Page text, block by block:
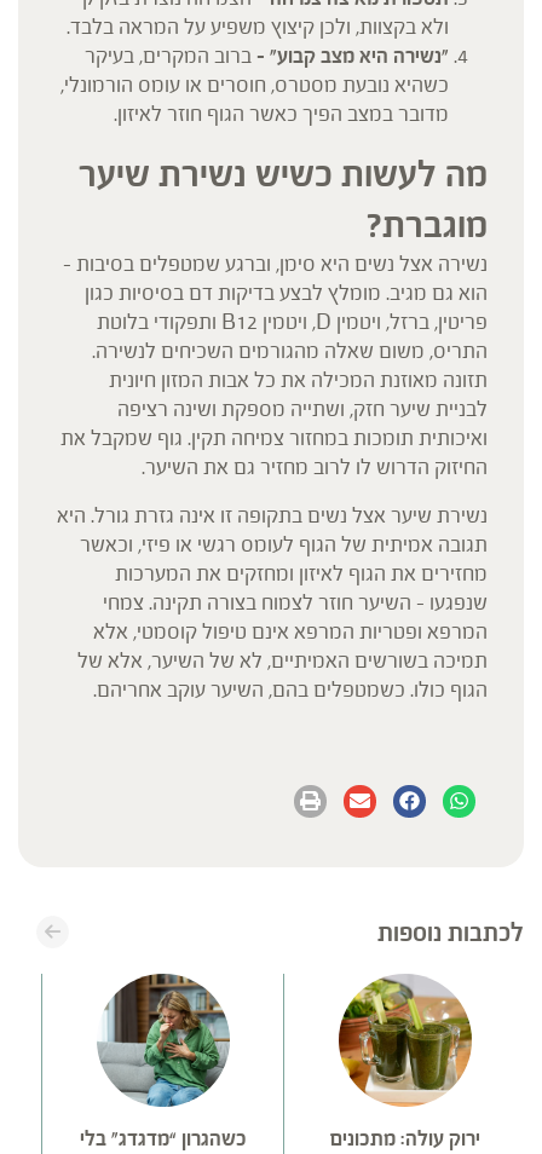
ולא בקצוות, ולכן קיצוץ משפיע על המראה בלבד.
"נשירה היא מצב קבוע" –ברוב המקרים, בעיקר
כשהיא נובעת מסטרס, חוסרים או עומס הורמונלי,
מדובר במצב הפיך כאשר הגוף חוזר לאיזון.
מה לעשות כשיש נשירת שיער
מוגברת?
נשירה אצל נשים היא סימן, וברגע שמטפלים בסיבות –
הוא גם מגיב. מומלץ לבצע בדיקות דם בסיסיות כגון
פריטין, ברזל, ויטמין D, ויטמין B12 ותפקודי בלוטת
התריס, משום שאלה מהגורמים השכיחים לנשירה.
תזונה מאוזנת המכילה את כל אבות המזון חיונית
לבניית שיער חזק, ושתייה מספקת ושינה רציפה
ואיכותית תומכות במחזור צמיחה תקין. גוף שמקבל את
החיזוק הדרוש לו לרוב מחזיר גם את השיער.
נשירת שיער אצל נשים בתקופה זו אינה גזרת גורל. היא
תגובה אמיתית של הגוף לעומס רגשי או פיזי, וכאשר
מחזירים את הגוף לאיזון ומחזקים את המערכות
שנפגעו – השיער חוזר לצמוח בצורה תקינה. צמחי
המרפא ופטריות המרפא אינם טיפול קוסמטי, אלא
תמיכה בשורשים האמיתיים, לא של השיער, אלא של
הגוף כולו. כשמטפלים בהם, השיער עוקב אחריהם.
לכתבות נוספות
ירוק עולה: מתכונים
כשהגרון “מדגדג” בלי